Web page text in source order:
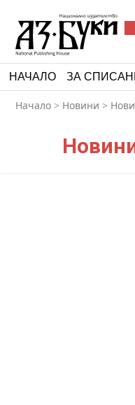
НАЧАЛО ЗА
Начало > Новини >